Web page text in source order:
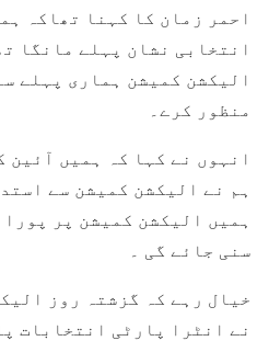
احمر زمان کا کہنا تھاکہ
انتخابی نشان پہلے مانگا
الیکشن کمیشن ہماری پہلے
منظور کرے۔
انہوں نے کہا کہ ہمیں آئین
ہم نے الیکشن کمیشن سے
ہمیں الیکشن کمیشن پر
سنی جائے گی ۔
خیال رہے کہ گزشتہ روز
نے انٹرا پارٹی انتخابات